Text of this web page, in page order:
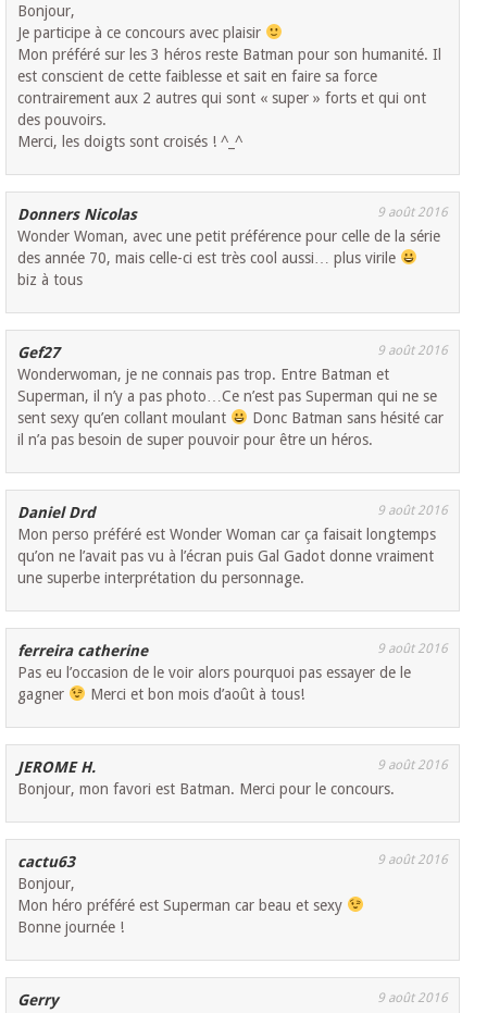
Bonjour,
Je participe à ce concours avec plaisir
Mon préféré sur les 3 héros reste Batman pour son humanité. Il
est conscient de cette faiblesse et sait en faire sa force
contrairement aux 2 autres qui sont « super » forts et qui ont
des pouvoirs.
Merci, les doigts sont croisés ! ^_^
Donners Nicolas 9 août 2016
Wonder Woman, avec une petit préférence pour celle de la série
des année 70, mais celle-ci est très cool aussi… plus virile
biz à tous
Gef27 9 août 2016
Wonderwoman, je ne connais pas trop. Entre Batman et
Superman, il n’y a pas photo…Ce n’est pas Superman qui ne se
sent sexy qu’en collant moulant
Donc Batman sans hésité car
il n’a pas besoin de super pouvoir pour être un héros.
Daniel Drd 9 août 2016
Mon perso préféré est Wonder Woman car ça faisait longtemps
qu’on ne l’avait pas vu à l’écran puis Gal Gadot donne vraiment
une superbe interprétation du personnage.
ferreira catherine 9 août 2016
Pas eu l’occasion de le voir alors pourquoi pas essayer de le
gagner
Merci et bon mois d’août à tous!
JEROME H. 9 août 2016
Bonjour, mon favori est Batman. Merci pour le concours.
cactu63 9 août 2016
Bonjour,
Mon héro préféré est Superman car beau et sexy
Bonne journée !
Gerry 9 août 2016